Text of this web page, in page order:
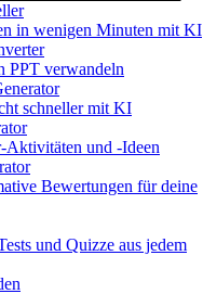
in wenigen Minuten mit KI
PPT verwandeln
schneller mit KI
Aktivitäten und -Ideen
Bewertungen für deine
und Quizze aus jedem